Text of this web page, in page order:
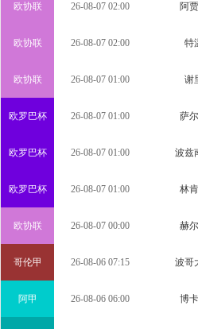
欧协联 26-08-07 02:00 阿
欧协联 26-08-07 02:00 特
欧协联 26-08-07 01:00 谢
欧罗巴杯 26-08-07 01:00 萨
欧罗巴杯 26-08-07 01:00 波兹
欧罗巴杯 26-08-07 01:00 林
欧协联 26-08-07 00:00 赫
哥伦甲 26-08-06 07:15 波哥
阿甲 26-08-06 06:00 博